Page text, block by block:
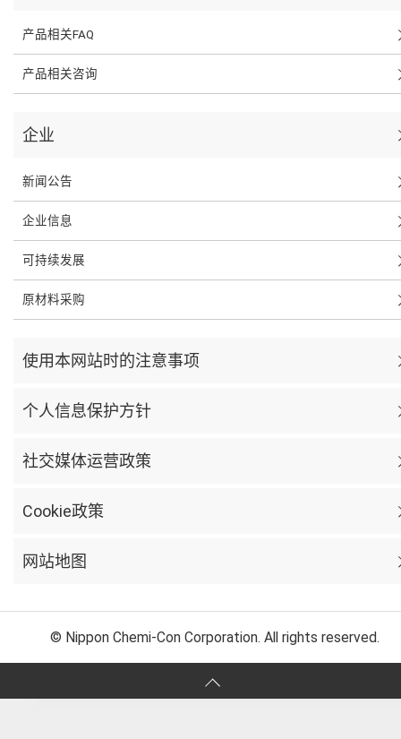
产品相关FAQ
产品相关咨询
企业
新闻公告
企业信息
可持续发展
原材料采购
使用本网站时的注意事项
个人信息保护方针
社交媒体运营政策
Cookie政策
网站地图
© Nippon Chemi-Con Corporation. All rights reserved.